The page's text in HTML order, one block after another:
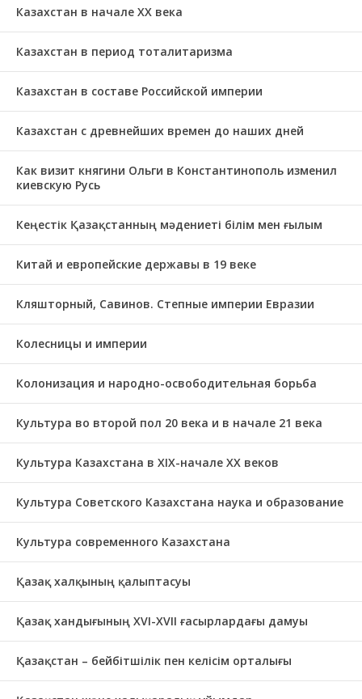
Казахстан в начале ХХ века
Казахстан в период тоталитаризма
Казахстан в составе Российской империи
Казахстан с древнейших времен до наших дней
Как визит княгини Ольги в Константинополь изменил
киевскую Русь
Кеңестік Қазақстанның мәдениеті білім мен ғылым
Китай и европейские державы в 19 веке
Кляшторный, Савинов. Степные империи Евразии
Колесницы и империи
Колонизация и народно-освободительная борьба
Культура во второй пол 20 века и в начале 21 века
Культура Казахстана в ХІХ-начале ХХ веков
Культура Советского Казахстана наука и образование
Культура современного Казахстана
Қазақ халқының қалыптасуы
Қазақ хандығының XVI-XVII ғасырлардағы дамуы
Қазақстан – бейбітшілік пен келісім орталығы